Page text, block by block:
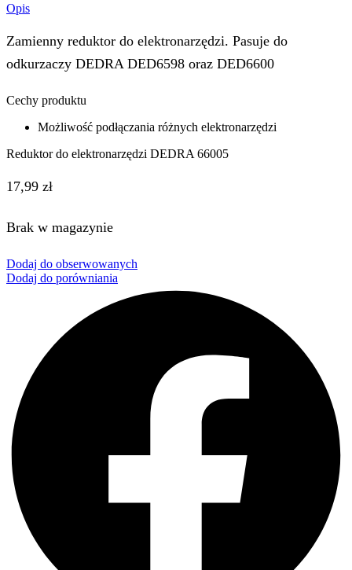
Opis
Zamienny reduktor do elektronarzędzi. Pasuje do
odkurzaczy DEDRA DED6598 oraz DED6600
Cechy produktu
Możliwość podłączania różnych elektronarzędzi
Reduktor do elektronarzędzi DEDRA 66005
17,99 zł
Brak w magazynie
Dodaj do obserwowanych
Dodaj do porówniania